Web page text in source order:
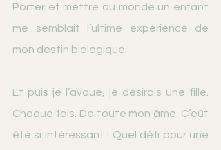
Porter et mettre au monde un enfant
me semblait l’ultime expérience de
mon destin biologique.
Et puis je l’avoue, je désirais une fille.
Chaque fois. De toute mon âme. C’eût
été si intéressant ! Quel défi pour une